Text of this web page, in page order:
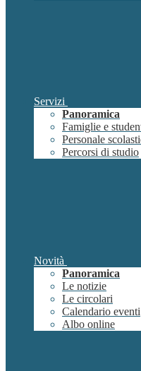
Servizi
Panoramica
Famiglie e
Personale
Percorsi di studio
Novità
Panoramica
Le notizie
Le circolari
Calendario eventi
Albo online